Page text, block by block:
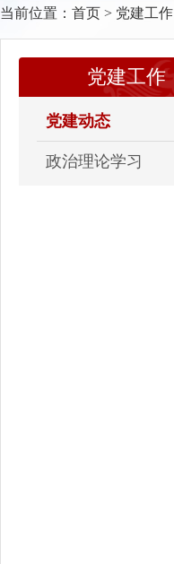
当前位置： 首页 > 党建工作
党建工作
党建动态
政治理论学习